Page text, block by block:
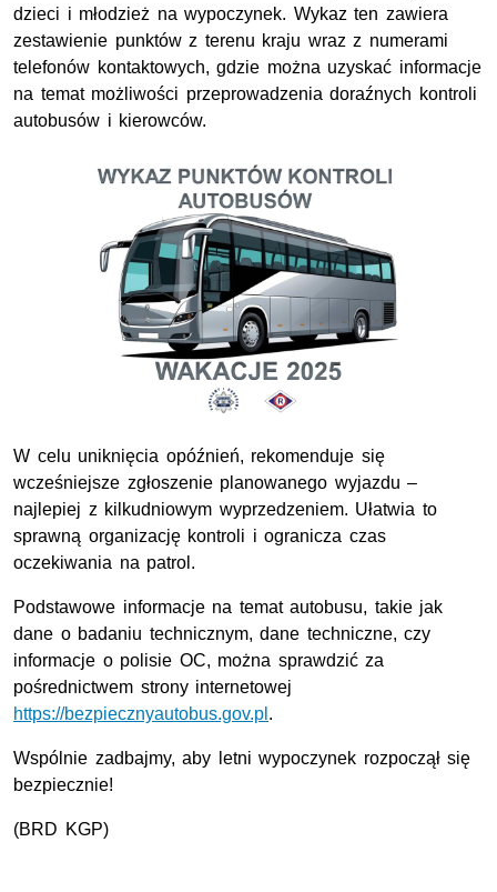
dzieci i młodzież na wypoczynek. Wykaz ten zawiera
zestawienie punktów z terenu kraju wraz z numerami
telefonów kontaktowych, gdzie można uzyskać informacje
na temat możliwości przeprowadzenia doraźnych kontroli
autobusów i kierowców.
W celu uniknięcia opóźnień, rekomenduje się
wcześniejsze zgłoszenie planowanego wyjazdu –
najlepiej z kilkudniowym wyprzedzeniem. Ułatwia to
sprawną organizację kontroli i ogranicza czas
oczekiwania na patrol.
Podstawowe informacje na temat autobusu, takie jak
dane o badaniu technicznym, dane techniczne, czy
informacje o polisie OC, można sprawdzić za
pośrednictwem strony internetowej
https://bezpiecznyautobus.gov.pl .
Wspólnie zadbajmy, aby letni wypoczynek rozpoczął się
bezpiecznie!
(BRD KGP)